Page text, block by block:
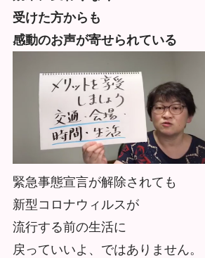
受けた方からも
感動のお声が寄せられている
緊急事態宣言が解除されても
新型コロナウィルスが
流行する前の生活に
戻っていいよ、ではありません。